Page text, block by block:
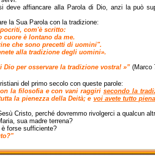
deve affiancare alla Parola di Dio, anzi la può
la Sua Parola con la tradizione:
com'è scritto:
è lontano da me.
che sono precetti di uomini".
alla tradizione degli uomini».
per osservare la tradizione vostra! »”(Marco
del primo secolo con queste parole:
la filosofia e con vani raggiri secondo la
la pienezza della Deità; e voi avete tutto
Cristo, perché dovremmo rivolgerci a qualcun
sua madre terrena?
forse sufficiente?